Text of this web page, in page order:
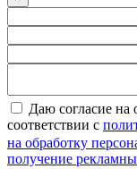
Даю согласие на
соответствии с
на обработку
получение